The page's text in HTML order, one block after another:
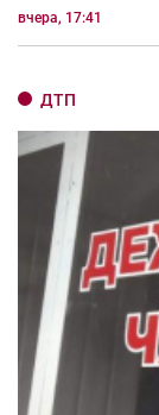
вчера, 17:41
ДТП